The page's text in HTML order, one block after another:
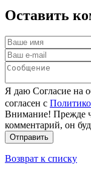
Оставить
Я даю Согласие на
согласен с
Внимание! Прежде
комментарий, он
Отправить
Возврат к списку